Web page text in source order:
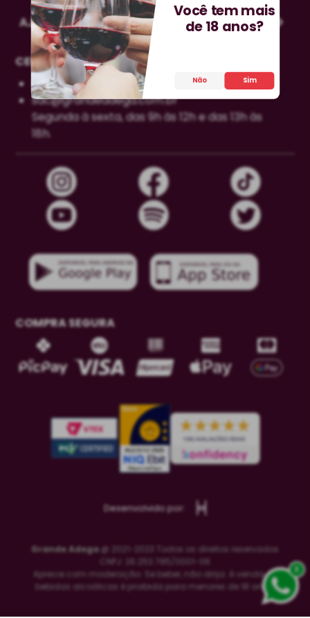
x
AJUDA
CENTRAL DE DÚVIDAS
0800-606-0566
sac@grandeadega.com.br
Segunda à sexta, das 9h às 12h e das 13h às
18h.
COMPRA SEGURA
Desenvolvido por:
Grande Adega @ 2021-2023 Todos os direitos reservados
CNPJ: 26.253.785/0001-06
Aprecie com moderação. Se beber, não dirija. A venda de
bebidas alcoólicas é proibida para menores de 18 anos.
Você tem mais
de 18 anos?
Não Sim